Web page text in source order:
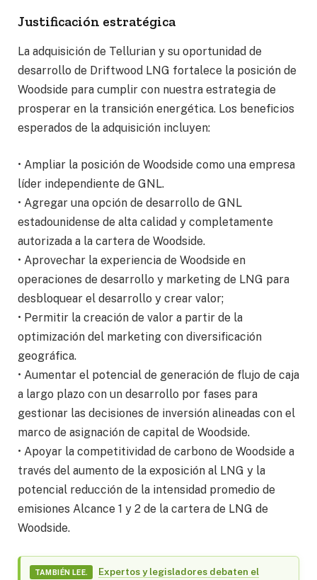
Justificación estratégica
La adquisición de Tellurian y su oportunidad de
desarrollo de Driftwood LNG fortalece la posición de
Woodside para cumplir con nuestra estrategia de
prosperar en la transición energética. Los beneficios
esperados de la adquisición incluyen:
• Ampliar la posición de Woodside como una empresa
líder independiente de GNL.
• Agregar una opción de desarrollo de GNL
estadounidense de alta calidad y completamente
autorizada a la cartera de Woodside.
• Aprovechar la experiencia de Woodside en
operaciones de desarrollo y marketing de LNG para
desbloquear el desarrollo y crear valor;
• Permitir la creación de valor a partir de la
optimización del marketing con diversificación
geográfica.
• Aumentar el potencial de generación de flujo de caja
a largo plazo con un desarrollo por fases para
gestionar las decisiones de inversión alineadas con el
marco de asignación de capital de Woodside.
• Apoyar la competitividad de carbono de Woodside a
través del aumento de la exposición al LNG y la
potencial reducción de la intensidad promedio de
emisiones Alcance 1 y 2 de la cartera de LNG de
Woodside.
TAMBIÉN LEE.
Expertos y legisladores debaten el